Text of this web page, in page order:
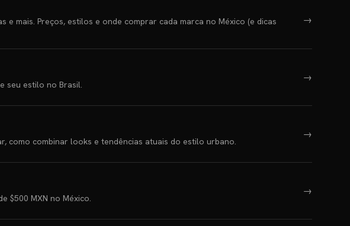
e mais. Preços, estilos e onde comprar cada marca no México (e dicas
→
seu estilo no Brasil.
→
como combinar looks e tendências atuais do estilo urbano.
→
$500 MXN no México.
→